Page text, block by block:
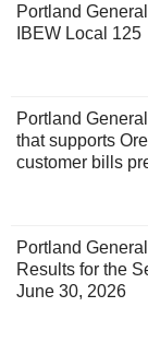
Portland
IBEW Local 125
Portland
that supports
customer bills
Portland
Results for the
June 30, 2026